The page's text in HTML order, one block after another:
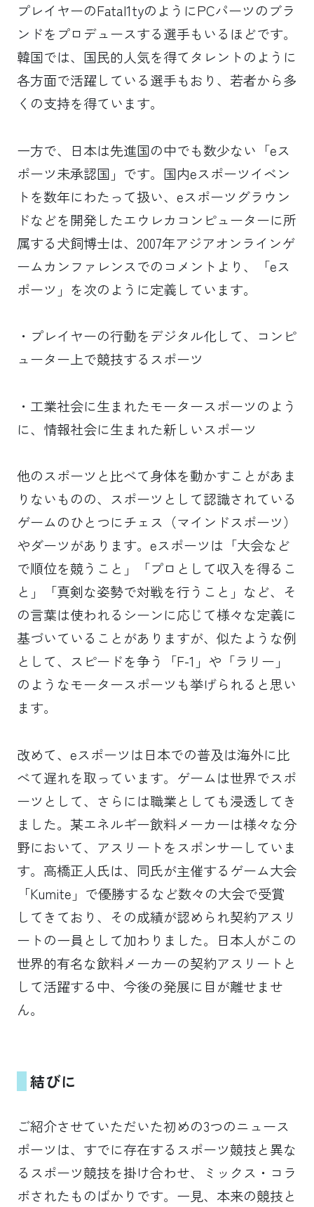
プレイヤーのFatal1tyのようにPCパーツのブラ
ンドをプロデュースする選手もいるほどです。
韓国では、国民的人気を得てタレントのように
各方面で活躍している選手もおり、若者から多
くの支持を得ています。
一方で、日本は先進国の中でも数少ない「eス
ポーツ未承認国」です。国内eスポーツイベン
トを数年にわたって扱い、eスポーツグラウン
ドなどを開発したエウレカコンピューターに所
属する犬飼博士は、2007年アジアオンラインゲ
ームカンファレンスでのコメントより、「eス
ポーツ」を次のように定義しています。
・プレイヤーの行動をデジタル化して、コンピ
ューター上で競技するスポーツ
・工業社会に生まれたモータースポーツのよう
に、情報社会に生まれた新しいスポーツ
他のスポーツと比べて身体を動かすことがあま
りないものの、スポーツとして認識されている
ゲームのひとつにチェス（マインドスポーツ）
やダーツがあります。eスポーツは「大会など
で順位を競うこと」「プロとして収入を得るこ
と」「真剣な姿勢で対戦を行うこと」など、そ
の言葉は使われるシーンに応じて様々な定義に
基づいていることがありますが、似たような例
として、スピードを争う「F-1」や「ラリー」
のようなモータースポーツも挙げられると思い
ます。
改めて、eスポーツは日本での普及は海外に比
べて遅れを取っています。ゲームは世界でスポ
ーツとして、さらには職業としても浸透してき
ました。某エネルギー飲料メーカーは様々な分
野において、アスリートをスポンサーしていま
す。高橋正人氏は、同氏が主催するゲーム大会
「Kumite」で優勝するなど数々の大会で受賞
してきており、その成績が認められ契約アスリ
ートの一員として加わりました。日本人がこの
世界的有名な飲料メーカーの契約アスリートと
して活躍する中、今後の発展に目が離せませ
ん。
結びに
ご紹介させていただいた初めの3つのニュース
ポーツは、すでに存在するスポーツ競技と異な
るスポーツ競技を掛け合わせ、ミックス・コラ
ボされたものばかりです。一見、本来の競技と